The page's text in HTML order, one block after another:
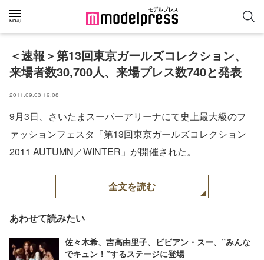
＜速報＞第13回東京ガールズコレクション、
来場者数30,700人、来場プレス数740と発表
2011.09.03 19:08
9月3日、さいたまスーパーアリーナにて史上最大級のフ
ァッションフェスタ「第13回東京ガールズコレクション
2011 AUTUMN／WINTER」が開催された。
全文を読む
あわせて読みたい
佐々木希、吉高由里子、ビビアン・スー、”みんな
でキュン！”するステージに登場